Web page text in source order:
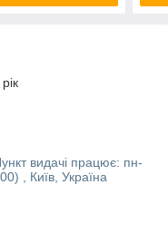
видачі працює: пн-
, Київ, Україна